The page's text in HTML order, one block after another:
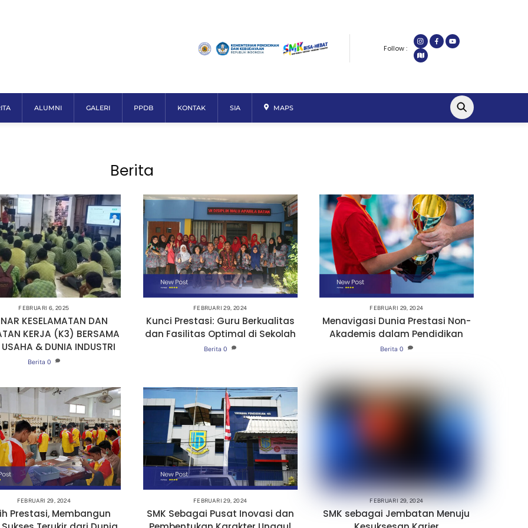
ALUMNI GALERI PPDB KONTAK SIA MAPS
Follow :
Berita
FEBRUARI 6, 2025
KESELAMATAN DAN
KERJA (K3) BERSAMA
& DUNIA INDUSTRI
Berita 0
FEBRUARI 29, 2024
Kunci Prestasi: Guru Berkualitas
dan Fasilitas Optimal di Sekolah
Berita 0
FEBRUARI 29, 2024
Menavigasi Dunia Prestasi Non-
Akademis dalam Pendidikan
Berita 0
FEBRUARI 29, 2024
Prestasi, Membangun
FEBRUARI 29, 2024
SMK Sebagai Pusat Inovasi dan
FEBRUARI 29, 2024
SMK sebagai Jembatan Menuju